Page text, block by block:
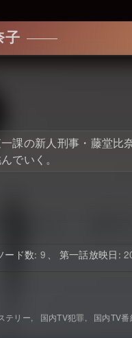
子
課の新人刑事・藤堂比
でいく。
9
テリー 国内TV犯罪 国内TV